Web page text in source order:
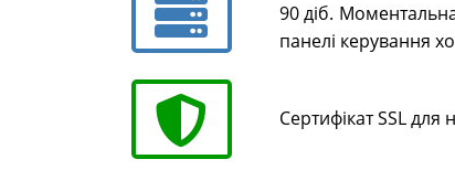
90 діб. Моментальна
панелі керування
Сертифікат SSL